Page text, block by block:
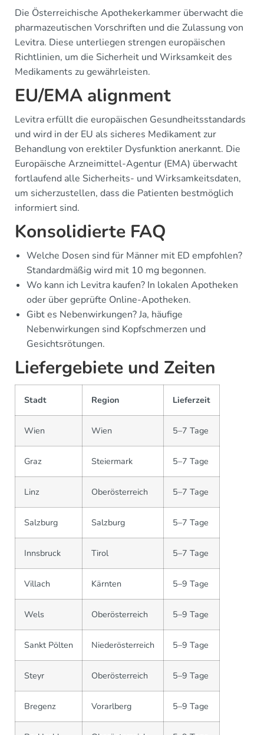
Die Österreichische Apothekerkammer überwacht die
pharmazeutischen Vorschriften und die Zulassung von
Levitra. Diese unterliegen strengen europäischen
Richtlinien, um die Sicherheit und Wirksamkeit des
Medikaments zu gewährleisten.
EU/EMA alignment
Levitra erfüllt die europäischen Gesundheitsstandards
und wird in der EU als sicheres Medikament zur
Behandlung von erektiler Dysfunktion anerkannt. Die
Europäische Arzneimittel-Agentur (EMA) überwacht
fortlaufend alle Sicherheits- und Wirksamkeitsdaten,
um sicherzustellen, dass die Patienten bestmöglich
informiert sind.
Konsolidierte FAQ
Welche Dosen sind für Männer mit ED empfohlen?
Standardmäßig wird mit 10 mg begonnen.
Wo kann ich Levitra kaufen? In lokalen Apotheken
oder über geprüfte Online-Apotheken.
Gibt es Nebenwirkungen? Ja, häufige
Nebenwirkungen sind Kopfschmerzen und
Gesichtsrötungen.
Liefergebiete und Zeiten
Stadt Region Lieferzeit
Wien Wien 5–7 Tage
Graz Steiermark 5–7 Tage
Linz Oberösterreich 5–7 Tage
Salzburg Salzburg 5–7 Tage
Innsbruck Tirol 5–7 Tage
Villach Kärnten 5–9 Tage
Wels Oberösterreich 5–9 Tage
Sankt Pölten Niederösterreich 5–9 Tage
Steyr Oberösterreich 5–9 Tage
Bregenz Vorarlberg 5–9 Tage